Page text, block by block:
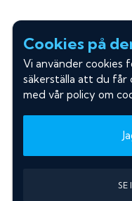
Cookies på
Vi använder cookies
säkerställa att du får
med vår policy om
SE